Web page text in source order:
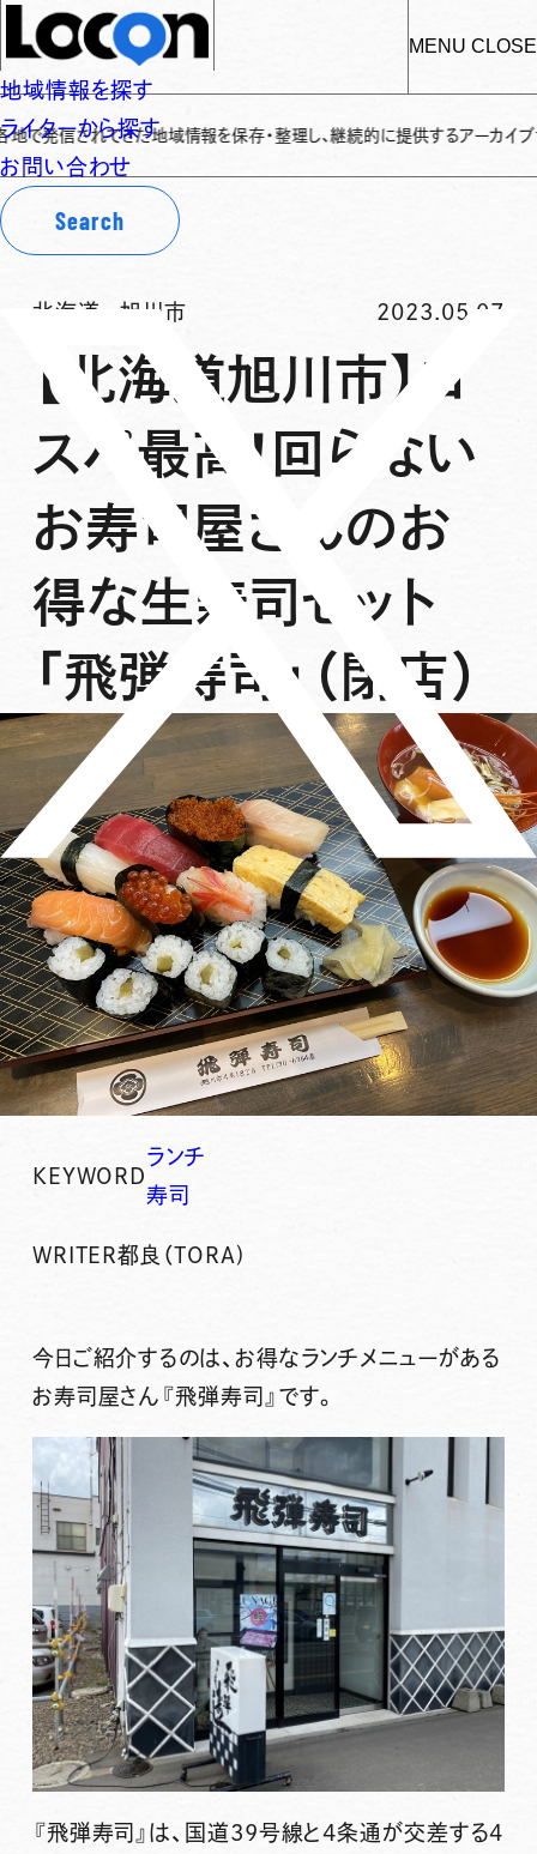
MENU CLOSE
地域情報を探す
ライターから探す
お問い合わせ
Search
てきた地域情報を保存・整理し、継続的に提供するアーカイブサイトです✌
北海道 -旭川市 2023.05.07
【北海道旭川市】コ
スパ最高！回らない
お寿司屋さんのお
得な生寿司セット
「飛弾寿司」（閉店）
KEYWORD
ランチ
寿司
WRITER都良（TORA)
今日ご紹介するのは、お得なランチメニューがある
お寿司屋さん 『飛弾寿司』 です。
『飛弾寿司』は、国道39号線と4条通が交差する4